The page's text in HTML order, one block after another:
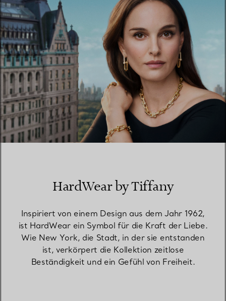
HardWear by Tiffany
Inspiriert von einem Design aus dem Jahr 1962,
ist HardWear ein Symbol für die Kraft der Liebe.
Wie New York, die Stadt, in der sie entstanden
ist, verkörpert die Kollektion zeitlose
Beständigkeit und ein Gefühl von Freiheit.